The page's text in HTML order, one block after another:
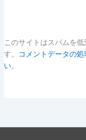
このサイトはスパムを
す。
コメントデータの
い。